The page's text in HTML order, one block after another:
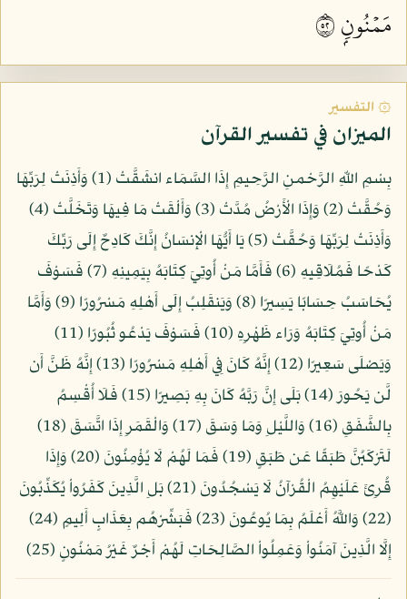
مَمۡنُونِۭ ٢٥
۞ التفسير
الميزان في تفسير القرآن
بِسْمِ اللّهِ الرَّحْمنِ الرَّحِيمِ إِذَا السَّمَاء انشَقَّتْ (1) وَأَذِنَتْ لِرَبِّهَا
وَحُقَّتْ (2) وَإِذَا الْأَرْضُ مُدَّتْ (3) وَأَلْقَتْ مَا فِيهَا وَتَخَلَّتْ (4)
وَأَذِنَتْ لِرَبِّهَا وَحُقَّتْ (5) يَا أَيُّهَا الْإِنسَانُ إِنَّكَ كَادِحٌ إِلَى رَبِّكَ
كَدْحًا فَمُلَاقِيهِ (6) فَأَمَّا مَنْ أُوتِيَ كِتَابَهُ بِيَمِينِهِ (7) فَسَوْفَ
يُحَاسَبُ حِسَابًا يَسِيرًا (8) وَيَنقَلِبُ إِلَى أَهْلِهِ مَسْرُورًا (9) وَأَمَّا
مَنْ أُوتِيَ كِتَابَهُ وَرَاء ظَهْرِهِ (10) فَسَوْفَ يَدْعُو ثُبُورًا (11)
وَيَصْلَى سَعِيرًا (12) إِنَّهُ كَانَ فِي أَهْلِهِ مَسْرُورًا (13) إِنَّهُ ظَنَّ أَن
لَّن يَحُورَ (14) بَلَى إِنَّ رَبَّهُ كَانَ بِهِ بَصِيرًا (15) فَلَا أُقْسِمُ
بِالشَّفَقِ (16) وَاللَّيْلِ وَمَا وَسَقَ (17) وَالْقَمَرِ إِذَا اتَّسَقَ (18)
لَتَرْكَبُنَّ طَبَقًا عَن طَبَقٍ (19) فَمَا لَهُمْ لَا يُؤْمِنُونَ (20) وَإِذَا
قُرِئَ عَلَيْهِمُ الْقُرْآنُ لَا يَسْجُدُونَ (21) بَلِ الَّذِينَ كَفَرُواْ يُكَذِّبُونَ
(22) وَاللَّهُ أَعْلَمُ بِمَا يُوعُونَ (23) فَبَشِّرْهُم بِعَذَابٍ أَلِيمٍ (24)
إِلَّا الَّذِينَ آمَنُواْ وَعَمِلُواْ الصَّالِحَاتِ لَهُمْ أَجْرٌ غَيْرُ مَمْنُونٍ (25)